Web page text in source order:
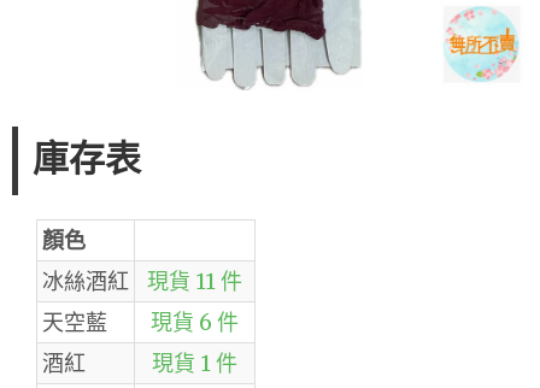
庫存表
顏色
冰絲酒紅
現貨 11 件
天空藍
現貨 6 件
酒紅
現貨 1 件